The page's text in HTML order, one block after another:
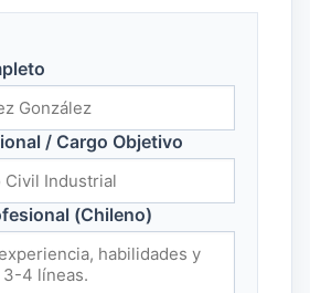
/ Cargo Objetivo
(Chileno)